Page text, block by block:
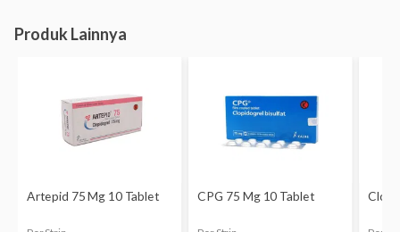
Dewasa
Kategori B: Studi pada binatang percobaan tidak
Belum diketahui apakah clopidogrel dapat terserap ke
dalam ASI atau tidak. Bila Anda sedang menyusui, jangan
menggunakan obat ini tanpa berkonsultasi dulu dengan
dokter.
Kemasan